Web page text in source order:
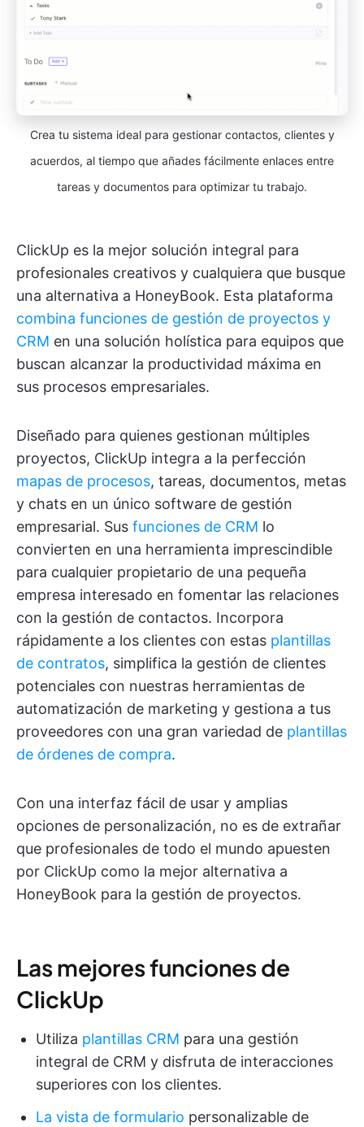
Crea tu sistema ideal para gestionar contactos, clientes y
acuerdos, al tiempo que añades fácilmente enlaces entre
tareas y documentos para optimizar tu trabajo.
ClickUp es la mejor solución integral para
profesionales creativos y cualquiera que busque
una alternativa a HoneyBook. Esta plataforma
combina funciones de gestión de proyectos y
CRM en una solución holística para equipos que
buscan alcanzar la productividad máxima en
sus procesos empresariales.
Diseñado para quienes gestionan múltiples
proyectos, ClickUp integra a la perfección
mapas de procesos, tareas, documentos, metas
y chats en un único software de gestión
empresarial. Sus funciones de CRM lo
convierten en una herramienta imprescindible
para cualquier propietario de una pequeña
empresa interesado en fomentar las relaciones
con la gestión de contactos. Incorpora
rápidamente a los clientes con estas plantillas
de contratos, simplifica la gestión de clientes
potenciales con nuestras herramientas de
automatización de marketing y gestiona a tus
proveedores con una gran variedad de plantillas
de órdenes de compra.
Con una interfaz fácil de usar y amplias
opciones de personalización, no es de extrañar
que profesionales de todo el mundo apuesten
por ClickUp como la mejor alternativa a
HoneyBook para la gestión de proyectos.
Las mejores funciones de
ClickUp
Utiliza plantillas CRM para una gestión
integral de CRM y disfruta de interacciones
superiores con los clientes.
La vista de formulario personalizable de